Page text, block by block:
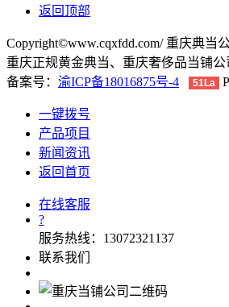
返回顶部
Copyright©www.cqxfdd.com/ 重庆典当
重庆正规黄金典当、重庆奢侈品当铺公
备案号： 渝ICP备18016875号-4 51La
一键拨号
产品项目
新闻资讯
返回首页
在线客服
?
服务热线：13072321137
联系我们